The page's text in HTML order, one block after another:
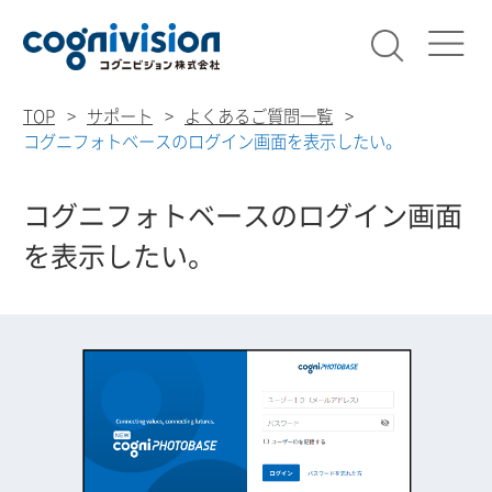
TOP サポート
よくあるご質問一覧
コグニフォトベースのログイン画面を表示したい。
コグニフォトベースのログイン画面
を表示したい。